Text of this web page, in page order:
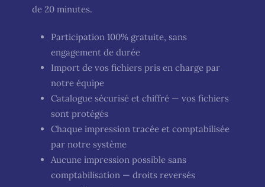
de 20 minutes.
Participation 100% gratuite, sans
engagement de durée
Import de vos fichiers pris en charge par
notre équipe
Catalogue sécurisé et chiffré — vos fichiers
sont protégés
Chaque impression tracée et comptabilisée
par notre système
Aucune impression possible sans
comptabilisation — droits reversés